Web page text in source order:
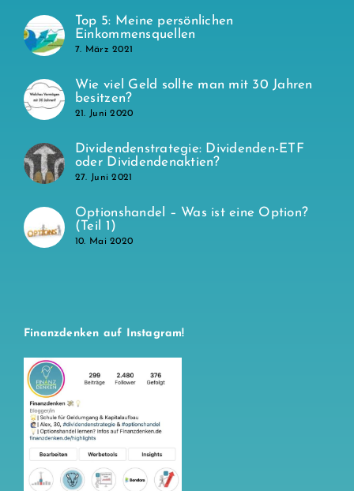
Top 5: Meine persönlichen
Einkommensquellen
7. März 2021
Wie viel Geld sollte man mit 30 Jahren
besitzen?
21. Juni 2020
Dividendenstrategie: Dividenden-ETF
oder Dividendenaktien?
27. Juni 2021
Optionshandel – Was ist eine Option?
(Teil 1)
10. Mai 2020
Finanzdenken auf Instagram!